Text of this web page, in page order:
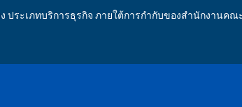
ระเภทบริการธุรกิจ ภายใต้การกำกับของสำนักงานค